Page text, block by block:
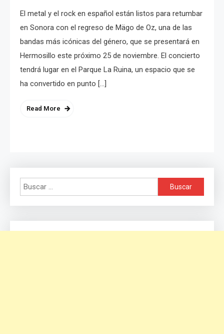
El metal y el rock en español están listos para retumbar
en Sonora con el regreso de Mägo de Oz, una de las
bandas más icónicas del género, que se presentará en
Hermosillo este próximo 25 de noviembre. El concierto
tendrá lugar en el Parque La Ruina, un espacio que se
ha convertido en punto […]
Read More
Buscar: